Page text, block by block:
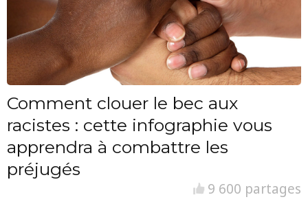
Comment clouer le bec aux
racistes : cette infographie vous
apprendra à combattre les
préjugés
9 600 partages